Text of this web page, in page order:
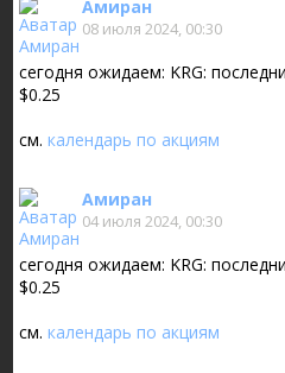
Амиран
08 июля 2024, 00:30
сегодня ожидаем: KRG:
$0.25
см.календарь по акциям
Амиран
04 июля 2024, 00:30
сегодня ожидаем: KRG:
$0.25
см.календарь по акциям